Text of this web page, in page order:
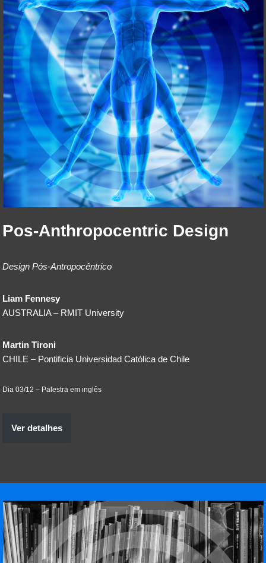
Pos-Anthropocentric Design
Design Pós-Antropocêntrico
Liam Fennesy
AUSTRALIA – RMIT University
Martin Tironi
CHILE – Pontificia Universidad Católica de Chile
Dia 03/12 – Palestra em inglês
Ver detalhes